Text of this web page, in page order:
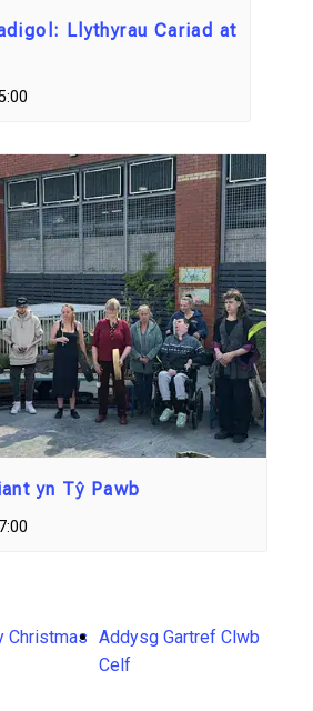
Llythyrau Cariad at
yn Tŷ Pawb
Christmas
Addysg Gartref Clwb
Celf